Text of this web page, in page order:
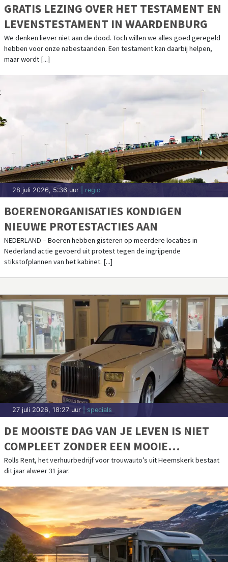
GRATIS LEZING OVER HET TESTAMENT EN
LEVENSTESTAMENT IN WAARDENBURG
We denken liever niet aan de dood. Toch willen we alles goed geregeld
hebben voor onze nabestaanden. Een testament kan daarbij helpen,
maar wordt [...]
28 juli 2026, 5:36 uur | regio
BOERENORGANISATIES KONDIGEN
NIEUWE PROTESTACTIES AAN
NEDERLAND – Boeren hebben gisteren op meerdere locaties in
Nederland actie gevoerd uit protest tegen de ingrijpende
stikstofplannen van het kabinet. [...]
27 juli 2026, 18:27 uur | specials
DE MOOISTE DAG VAN JE LEVEN IS NIET
COMPLEET ZONDER EEN MOOIE
TROUWAUTO
Rolls Rent, het verhuurbedrijf voor trouwauto’s uit Heemskerk bestaat
dit jaar alweer 31 jaar.